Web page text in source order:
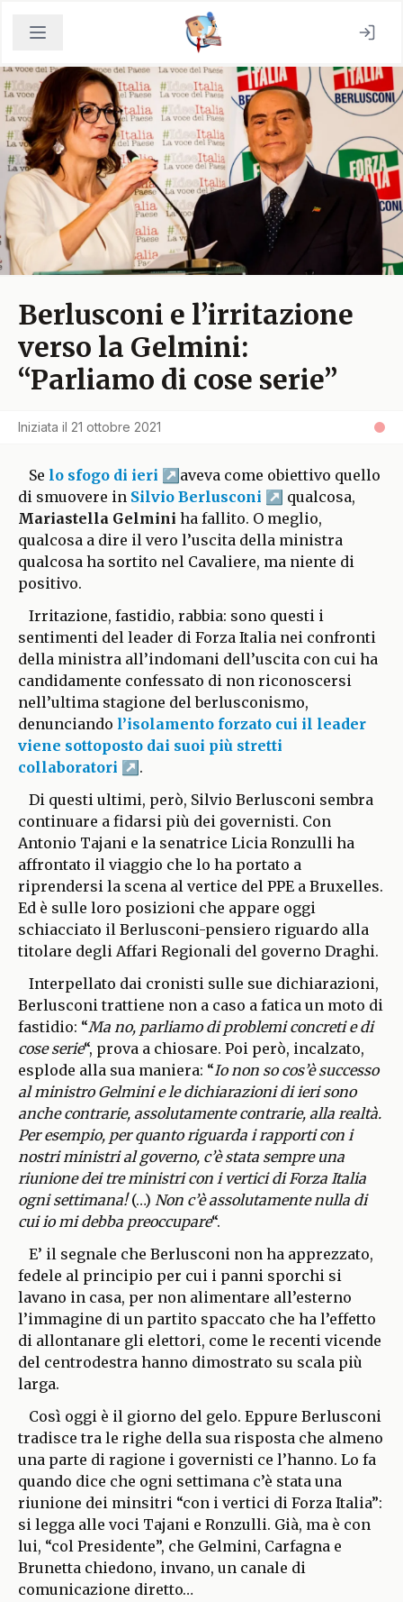
Berlusconi e l’irritazione
verso la Gelmini:
“Parliamo di cose serie”
Iniziata il 21 ottobre 2021
Se lo sfogo di ieri
aveva come obiettivo quello
di smuovere in Silvio Berlusconi
qualcosa,
Mariastella Gelmini ha fallito. O meglio,
qualcosa a dire il vero l’uscita della ministra
qualcosa ha sortito nel Cavaliere, ma niente di
positivo.
Irritazione, fastidio, rabbia: sono questi i
sentimenti del leader di Forza Italia nei confronti
della ministra all’indomani dell’uscita con cui ha
candidamente confessato di non riconoscersi
nell’ultima stagione del berlusconismo,
denunciando l’isolamento forzato cui il leader
viene sottoposto dai suoi più stretti
collaboratori
.
Di questi ultimi, però, Silvio Berlusconi sembra
continuare a fidarsi più dei governisti. Con
Antonio Tajani e la senatrice Licia Ronzulli ha
affrontato il viaggio che lo ha portato a
riprendersi la scena al vertice del PPE a Bruxelles.
Ed è sulle loro posizioni che appare oggi
schiacciato il Berlusconi-pensiero riguardo alla
titolare degli Affari Regionali del governo Draghi.
Interpellato dai cronisti sulle sue dichiarazioni,
Berlusconi trattiene non a caso a fatica un moto di
fastidio: “Ma no, parliamo di problemi concreti e di
cose serie“, prova a chiosare. Poi però, incalzato,
esplode alla sua maniera: “Io non so cos’è successo
al ministro Gelmini e le dichiarazioni di ieri sono
anche contrarie, assolutamente contrarie, alla realtà.
Per esempio, per quanto riguarda i rapporti con i
nostri ministri al governo, c’è stata sempre una
riunione dei tre ministri con i vertici di Forza Italia
ogni settimana!(…) Non c’è assolutamente nulla di
cui io mi debba preoccupare“.
E’ il segnale che Berlusconi non ha apprezzato,
fedele al principio per cui i panni sporchi si
lavano in casa, per non alimentare all’esterno
l’immagine di un partito spaccato che ha l’effetto
di allontanare gli elettori, come le recenti vicende
del centrodestra hanno dimostrato su scala più
larga.
Così oggi è il giorno del gelo. Eppure Berlusconi
tradisce tra le righe della sua risposta che almeno
una parte di ragione i governisti ce l’hanno. Lo fa
quando dice che ogni settimana c’è stata una
riunione dei minsitri “con i vertici di Forza Italia”:
si legga alle voci Tajani e Ronzulli. Già, ma è con
lui, “col Presidente”, che Gelmini, Carfagna e
Brunetta chiedono, invano, un canale di
comunicazione diretto…